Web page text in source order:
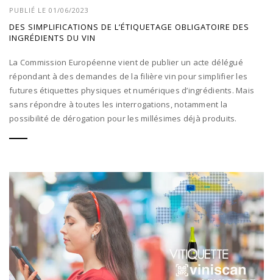
PUBLIÉ LE 01/06/2023
DES SIMPLIFICATIONS DE L’ÉTIQUETAGE OBLIGATOIRE DES
INGRÉDIENTS DU VIN
La Commission Européenne vient de publier un acte délégué
répondant à des demandes de la filière vin pour simplifier les
futures étiquettes physiques et numériques d’ingrédients. Mais
sans répondre à toutes les interrogations, notamment la
possibilité de dérogation pour les millésimes déjà produits.